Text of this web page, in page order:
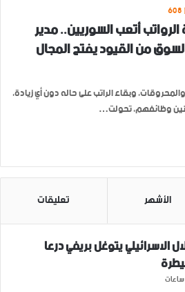
608
الرواتب أتعب السوريين.. مدير
من القيود يفتح المجال
وبقاء الراتب على حاله دون أي زيادة،
وظائفهم، تحولت…
الأشهر تعليقات
الاسرائيلي يتوغل بريفي درعا